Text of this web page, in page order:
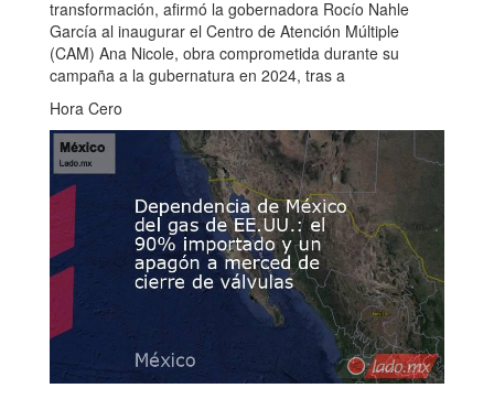
transformación, afirmó la gobernadora Rocío Nahle
García al inaugurar el Centro de Atención Múltiple
(CAM) Ana Nicole, obra comprometida durante su
campaña a la gubernatura en 2024, tras a
Hora Cero